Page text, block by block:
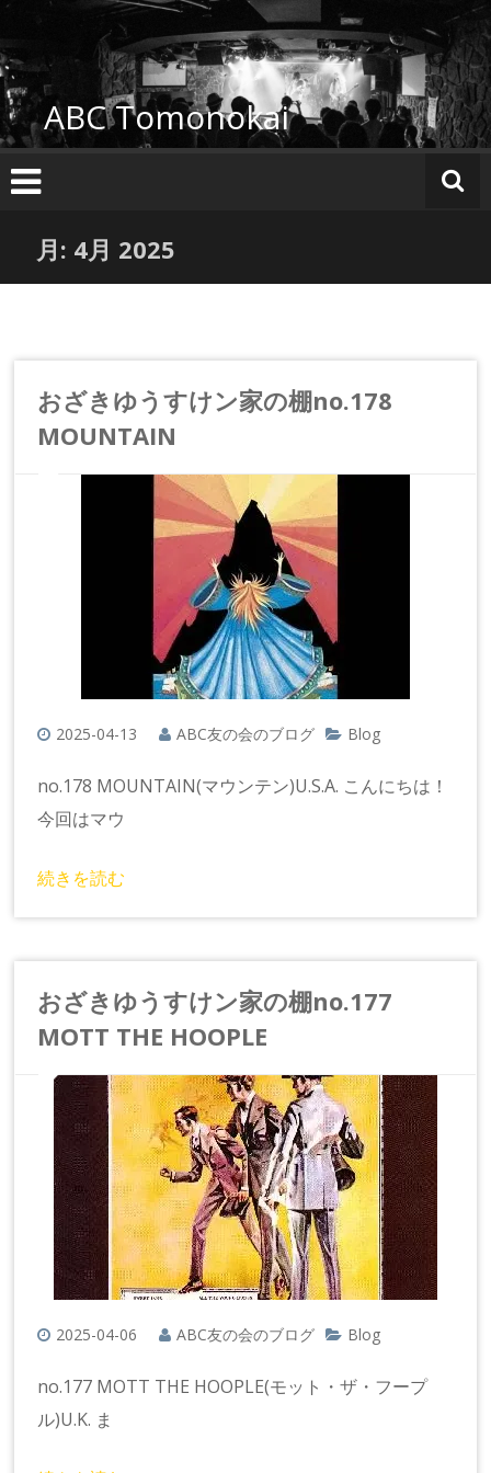
コ
テ
ン
ツ
へ
キ
ABC Tomonokai
月: 4月 2025
おざきゆうすけン家の棚no.178
MOUNTAIN
2025-04-13 ABC友の会のブログ Blog
no.178 MOUNTAIN(マウンテン)U.S.A. こんにちは！
今回はマウ
続きを読む
おざきゆうすけン家の棚no.177
MOTT THE HOOPLE
2025-04-06 ABC友の会のブログ Blog
no.177 MOTT THE HOOPLE(モット・ザ・フープ
ル)U.K. ま